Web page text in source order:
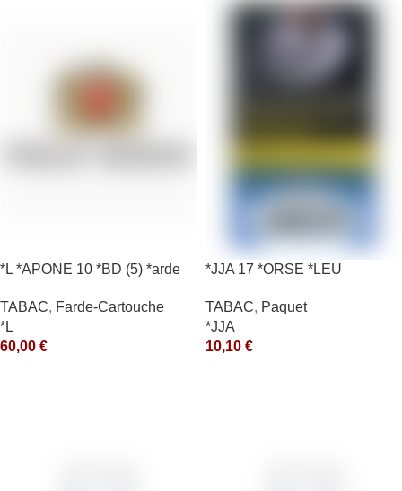
*L *APONE 10 *BD (5) *arde
TABAC, Farde-Cartouche
*L
60,00 €
*JJA 17 *ORSE *LEU
TABAC, Paquet
*JJA
10,10 €